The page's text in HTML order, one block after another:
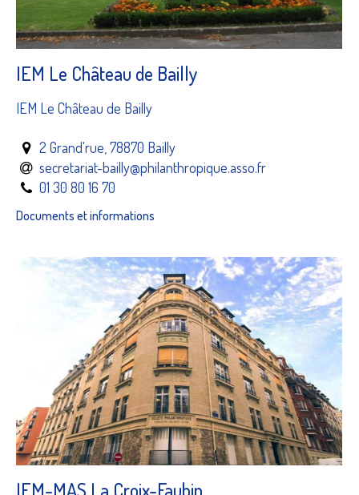
IEM Le Château de Bailly
IEM Le Château de Bailly
2 Grand'rue, 78870 Bailly
secretariat-bailly@philanthropique.asso.fr
01 30 80 16 70
Documents et informations
IEM-MAS La Croix-Faubin